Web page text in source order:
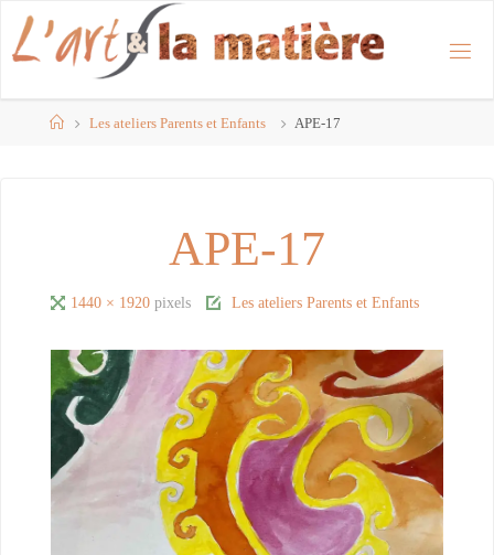
content
HomeLes ateliers Parents et Enfants APE-17
APE-17
Full1440 × 1920 pixels Les ateliers Parents et Enfants